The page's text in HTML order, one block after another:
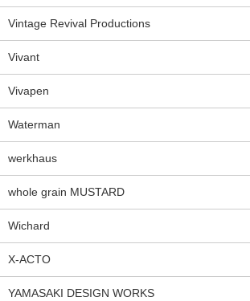
Vintage Revival Productions
Vivant
Vivapen
Waterman
werkhaus
whole grain MUSTARD
Wichard
X-ACTO
YAMASAKI DESIGN WORKS